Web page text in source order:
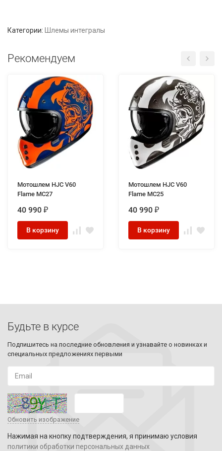
Категории: Шлемы интегралы
Рекомендуем
Мотошлем HJC V60
Flame MC27
40 990 ₽
В корзину
Мотошлем HJC V60
Flame MC25
40 990 ₽
В корзину
Будьте в курсе
Подпишитесь на последние обновления и узнавайте о новинках и
специальных предложениях первыми
Обновить изображение
Нажимая на кнопку подтверждения, я принимаю условия
политики обработки персональных данных